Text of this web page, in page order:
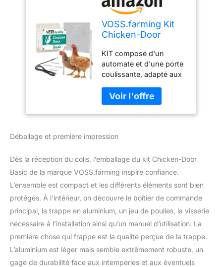
VOSS.farming Kit
Chicken-Door
Automatique pour
Porte de poulailler
avec Trappe en alu
430x400 mm,
Ouverture de la
Trappe avec
Fonction d'arrêt
KIT composé d'un
automate et d'une porte
coulissante, adapté aux
oiseaux aquatiques
Protège le poulailler
contre les intrus
martres ou les renards
réglage : en fonction de
la luminosité grâce à un
capteur de lumière et
contrôle manuel sur
l'appareil Capteur de
lumière avec câble de 1
mètre et détection
retardée de la lumière
pour éviter une ouverture
intempestive en cas
d'éclair ou de luminosité
Déballage et première impression
Dès la réception du colis, l’emballage du kit Chicken-Door
Basic de la marque VOSS.farming inspire confiance.
L’ensemble est compact et les différents éléments sont bien
protégés. À l’intérieur, on découvre le boîtier de commande
principal, la trappe en aluminium, un jeu de poulies, la visserie
nécessaire à l’installation ainsi qu’un manuel d’utilisation. La
première chose qui frappe est la qualité perçue de la trappe.
L’aluminium est léger mais semble extrêmement robuste, un
gage de durabilité face aux intempéries et aux éventuels